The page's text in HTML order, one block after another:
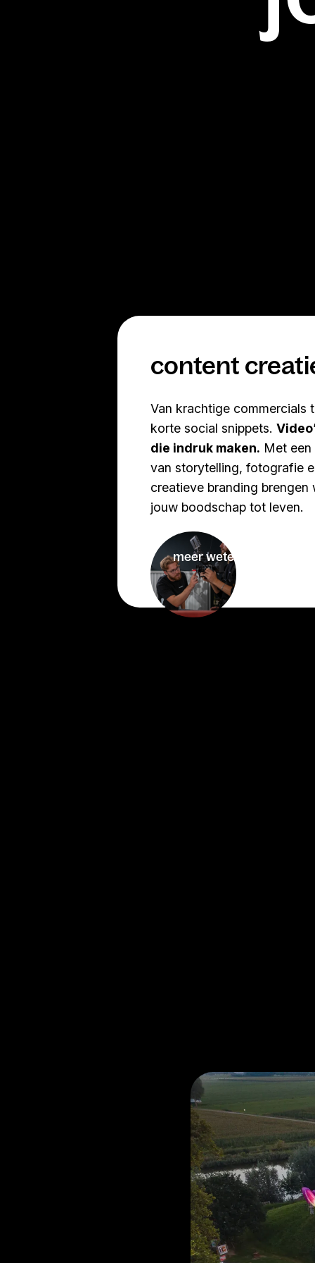
content
Van krachtige commercials
korte social snippets.
die indruk maken. Met een
van storytelling, fotografie
creatieve branding brengen
jouw boodschap tot leven.
meer weten